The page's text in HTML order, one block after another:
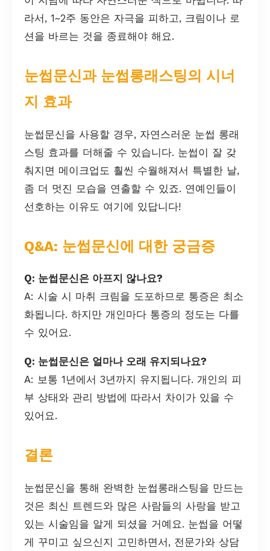
라서, 1~2주 동안은 자극을 피하고, 크림이나 로
션을 바르는 것을 종료해야 해요.
눈썹문신과 눈썹롱래스팅의 시너
지 효과
눈썹문신을 사용할 경우, 자연스러운 눈썹 롱래
스팅 효과를 더해줄 수 있습니다. 눈썹이 잘 갖
춰지면 메이크업도 훨씬 수월해져서 특별한 날,
좀 더 멋진 모습을 연출할 수 있죠. 연예인들이
선호하는 이유도 여기에 있답니다!
Q&A: 눈썹문신에 대한 궁금증
Q: 눈썹문신은 아프지 않나요?
A: 시술 시 마취 크림을 도포하므로 통증은 최소
화됩니다. 하지만 개인마다 통증의 정도는 다를
수 있어요.
Q: 눈썹문신은 얼마나 오래 유지되나요?
A: 보통 1년에서 3년까지 유지됩니다. 개인의 피
부 상태와 관리 방법에 따라서 차이가 있을 수
있어요.
결론
눈썹문신을 통해 완벽한 눈썹롱래스팅을 만드는
것은 최신 트렌드와 많은 사람들의 사랑을 받고
있는 시술임을 알게 되셨을 거예요. 눈썹을 어떻
게 꾸미고 싶으신지 고민하면서, 전문가와 상담